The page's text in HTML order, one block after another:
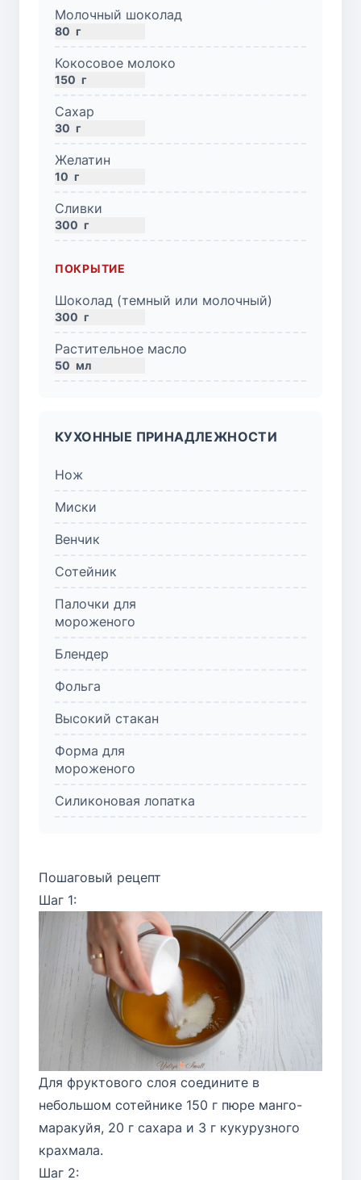
Молочный шоколад
80 г
Кокосовое молоко
150 г
Сахар
30 г
Желатин
10 г
Сливки
300 г
ПОКРЫТИЕ
Шоколад (темный или молочный)
300 г
Растительное масло
50 мл
КУХОННЫЕ ПРИНАДЛЕЖНОСТИ
Нож
Миски
Венчик
Сотейник
Палочки для
мороженого
Блендер
Фольга
Высокий стакан
Форма для
мороженого
Силиконовая лопатка
Пошаговый рецепт
Шаг 1:
Для фруктового слоя соедините в
небольшом сотейнике 150 г пюре манго-
маракуйя, 20 г сахара и 3 г кукурузного
крахмала.
Шаг 2: